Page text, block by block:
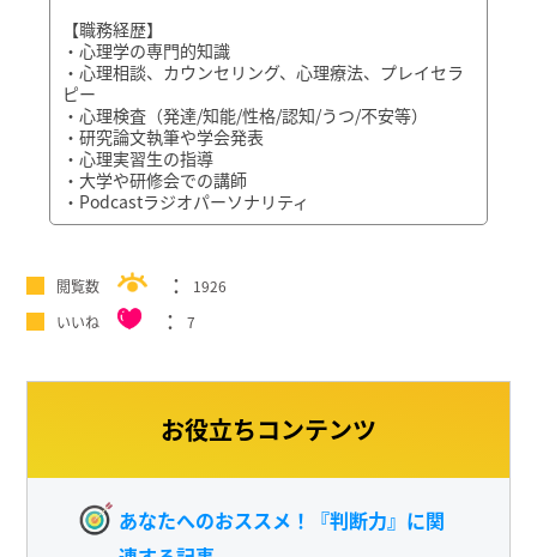
【職務経歴】
・心理学の専門的知識
・心理相談、カウンセリング、心理療法、プレイセラ
ピー
・心理検査（発達/知能/性格/認知/うつ/不安等）
・研究論文執筆や学会発表
・心理実習生の指導
・大学や研修会での講師
・Podcastラジオパーソナリティ
閲覧数
1926
いいね
7
お役立ちコンテンツ
あなたへのおススメ！『判断力』に関